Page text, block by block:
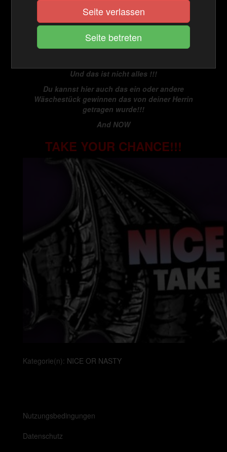
das du dir direkt downloaden kannst sondern wirst
auch jedes mal überrascht sein.
Man findet hier die unterschiedlichsten Aufgaben
die wirklich jeder ausführen kann , von der
Wichsanleitung bis zur CBT Aufgabe ist alles dabei
Und das ist nicht alles !!!
Du kannst hier auch das ein oder andere
Wäschestück gewinnen das von deiner Herrin
getragen wurde!!!
And NOW
TAKE YOUR CHANCE!!!
Kategorie(n): NICE OR NASTY
Nutzungsbedingungen
Datenschutz
Seite verlassen